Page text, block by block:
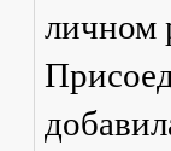
личном